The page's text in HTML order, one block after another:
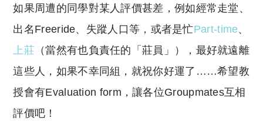
如果周遭的同學對某人評價甚差，例如經常走堂、
出名Freeride、失蹤人口等，或者是忙Part-time、
上莊 （當然有也負責任的「莊員」），最好就遠離
這些人，如果不幸同組，就祝你好運了……希望教
授會有Evaluation form，讓各位Groupmates互相
評價吧！